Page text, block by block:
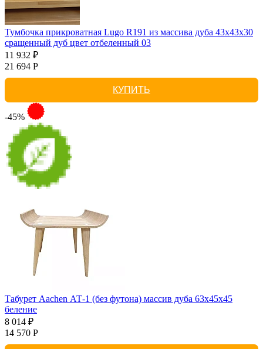
Тумбочка прикроватная Lugo R191 из массива дуба 43х43х30
сращенный дуб цвет отбеленный 03
11 932 ₽
21 694 Р
КУПИТЬ
-45%
Табурет Aachen АТ-1 (без футона) массив дуба 63х45х45
беление
8 014 ₽
14 570 Р